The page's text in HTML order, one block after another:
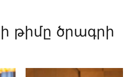
թիմը ծրագրի